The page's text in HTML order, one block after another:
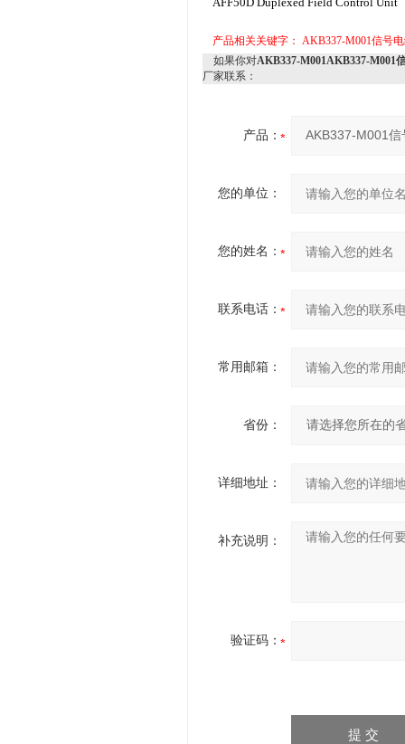
产品相关关键字： AKB337-M001信号
如果你对AKB337-M001AKB337-M001
厂家联系：
产品：
您的单位：
您的姓名：
联系电话：
常用邮箱：
省份：
详细地址：
补充说明：
验证码：